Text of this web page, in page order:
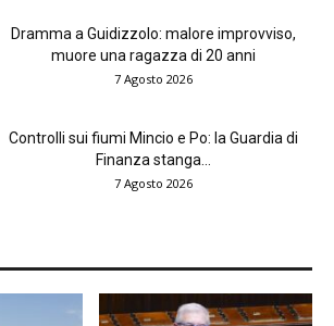
Dramma a Guidizzolo: malore improvviso,
muore una ragazza di 20 anni
7 Agosto 2026
Controlli sui fiumi Mincio e Po: la Guardia di
Finanza stanga...
7 Agosto 2026